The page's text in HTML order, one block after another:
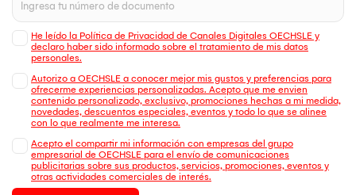
He leído la Política de Privacidad de Canales Digitales OECHSLE y
declaro haber sido informado sobre el tratamiento de mis datos
personales.
Autorizo a OECHSLE a conocer mejor mis gustos y preferencias para
ofrecerme experiencias personalizadas. Acepto que me envien
contenido personalizado, exclusivo, promociones hechas a mi medida,
novedades, descuentos especiales, eventos y todo lo que se alinee
con lo que realmente me interesa.
Acepto el compartir mi información con empresas del grupo
empresarial de OECHSLE para el envío de comunicaciones
publicitarias sobre sus productos, servicios, promociones, eventos y
otras actividades comerciales de interés.